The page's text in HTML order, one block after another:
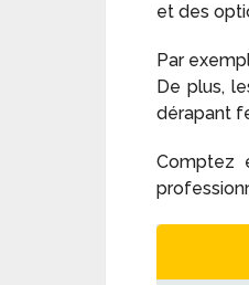
et des
Par
De plus,
dérapant
Comptez